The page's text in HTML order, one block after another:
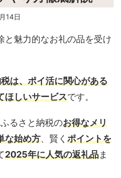
14日
と魅力的なお礼の品を受け
は、ポイ活に関心がある
ほしいサービスです。
るさと納税のお得なメリ
な始め方、賢く ポイントを
2025年に人気の返礼品ま